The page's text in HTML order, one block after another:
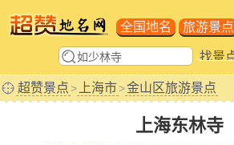
全国地名 旅游景点
超赞景点> 上海市>金山区旅游景点
上海东林寺